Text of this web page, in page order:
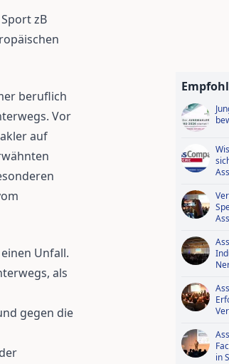
zB
beruflich
Vor
auf
Unfall.
als
gegen die
in